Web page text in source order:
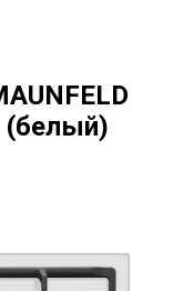
(белый)